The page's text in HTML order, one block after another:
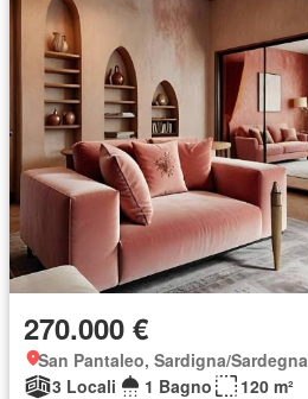
270.000 €
San Pantaleo, Sardigna/Sardegna
3 Locali
1 Bagno 120 m²